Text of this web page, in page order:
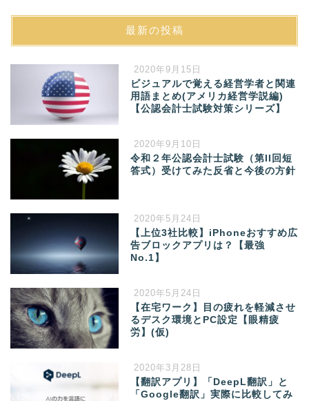
最新の投稿
2020年9月15日
ビジュアルで覚える経営学者と関連
用語まとめ(アメリカ経営学説編)
【公認会計士試験対策シリーズ】
2020年9月10日
令和２年公認会計士試験（第II回短
答式）受けてみた反省と今後の方針
2020年5月24日
【上位3社比較】iPhoneおすすめ広
告ブロックアプリは？【最強
No.1】
2020年5月24日
【在宅ワーク】目の疲れを軽減させ
るデスク環境とPC設定【眼精疲
労】(仮)
2020年3月28日
【翻訳アプリ】「DeepL翻訳」と
「Google翻訳」実際に比較してみ